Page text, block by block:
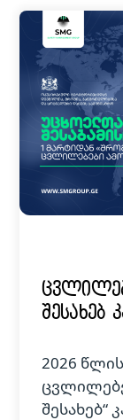
შესახებ
2026
შესახებ“